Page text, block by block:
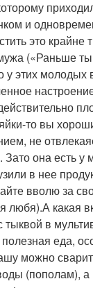
и
это крайне
(«Раньше ты
у этих молодых
то вы
не
она есть у
в нее
вволю за
любя).А какая
тыквой в
еда,
можно
(пополам), а